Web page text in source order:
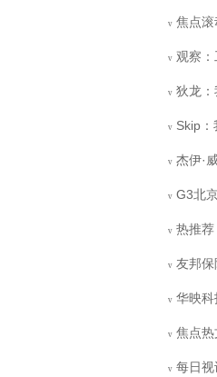
v 焦点
v 观察
v 狄龙
v Skip：
v 杰伊·
v G3北
v 热推荐
v 友邦
v 华映
v 焦点热
v 每日视